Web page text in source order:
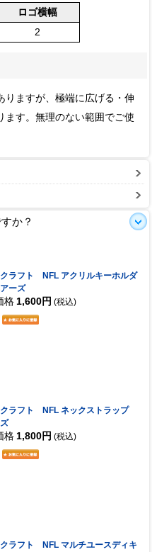
ロゴ横幅
2
りますが、極端に広げる・伸
ます。無理のない範囲でご使
か？
ラフト NFL アクリルキーホルダ
ーズ
格 1,600円 (税込)
クラフト NFL ネックストラップ
格 1,800円 (税込)
ラフト NFL マルチユースディキ